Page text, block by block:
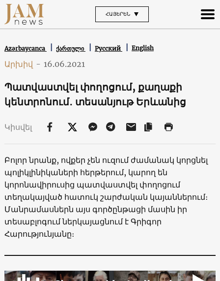
ՀԱՅԵՐԵՆ
Azərbaycanca ქართული Русский English
Արխիվ - 16.06.2021
Պատվաստվել փողոցում, քաղաքի
կենտրոնում․ տեսանյութ Երևանից
Կիսվել
Բոլոր նրանք, ովքեր չեն ուզում ժամանակ կորցնել
պոլիկլինիկաների հերթերում, կարող են
կորոնավիրուսից պատվաստվել փողոցում
տեղակայված հատուկ շարժական կայաններում։
Մանրամասներն այս գործընթացի մասին իր
տեսաբլոգում ներկայացնում է Գրիգոր
Հարությունյանը։